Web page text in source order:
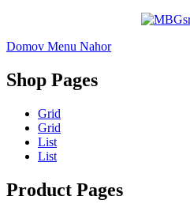
Domov Menu Nahor
Shop Pages
Grid
Grid
List
List
Product Pages